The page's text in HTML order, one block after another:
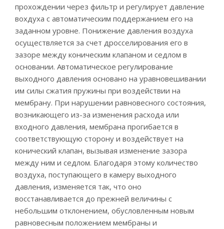
прохождении через фильтр и регулирует давление
вохдуха с автоматическим поддержанием его на
заданном уровне. Понижение давления воздуха
осуществляется за счет дросселирования его в
зазоре между коническим клапаном и седлом в
основании. Автоматическое регулирование
выходного давления основано на уравновешивании
им силы сжатия пружины при воздействии на
мембрану. При нарушении равновесного состояния,
возникающего из-за изменения расхода или
входного давления, мембрана прогибается в
соответствующую сторону и воздействует на
конический клапан, вызывая изменение зазора
между ним и седлом. Благодаря этому количество
воздуха, поступающего в камеру выходного
давления, изменяется так, что оно
восстанавливается до прежней величины с
небольшим отклонением, обусловленным новым
равновесным положением мембраны и